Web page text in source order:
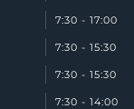
7:30 - 17:00
7:30 - 15:30
7:30 - 15:30
7:30 - 14:00